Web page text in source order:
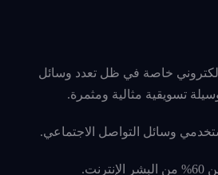
خاصة في ظل تعدد وسائل
تسويقية مثالية ومثمرة.